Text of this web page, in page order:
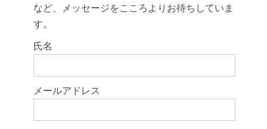
など、メッセージをこころよりお待ちしていま
す。
このフィールドは空のままにしてください。
氏名
メールアドレス